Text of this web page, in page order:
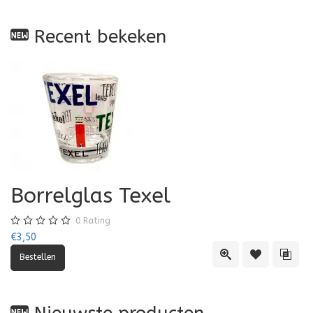
Recent bekeken
Quick ViewToevoegen
Borrelglas Texel
0 Rating
€3,50